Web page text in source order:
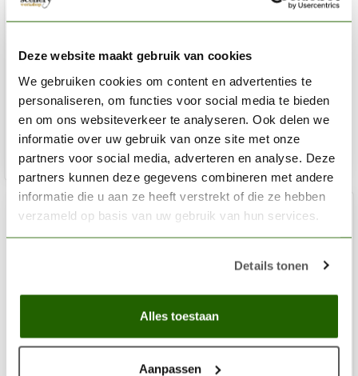
Deze website maakt gebruik van cookies
We gebruiken cookies om content en advertenties te
personaliseren, om functies voor social media te bieden
en om ons websiteverkeer te analyseren. Ook delen we
informatie over uw gebruik van onze site met onze
partners voor social media, adverteren en analyse. Deze
partners kunnen deze gegevens combineren met andere
informatie die u aan ze heeft verstrekt of die ze hebben
verzameld op basis van uw gebruik van hun services.
Details tonen
Alles toestaan
Aanpassen
Matt Varnish 3rd generation - 100ml - AK11237
€7,95
Op voorraad